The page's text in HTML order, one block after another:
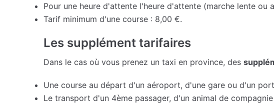
Pour une heure d'attente l'heure d'attente (marche lente ou
Tarif minimum d'une course : 8,00 €.
Les supplément tarifaires
Dans le cas où vous prenez un taxi en province, des
Une course au départ d'un aéroport, d'une gare ou d'un
Le transport d'un 4ème passager, d'un animal de